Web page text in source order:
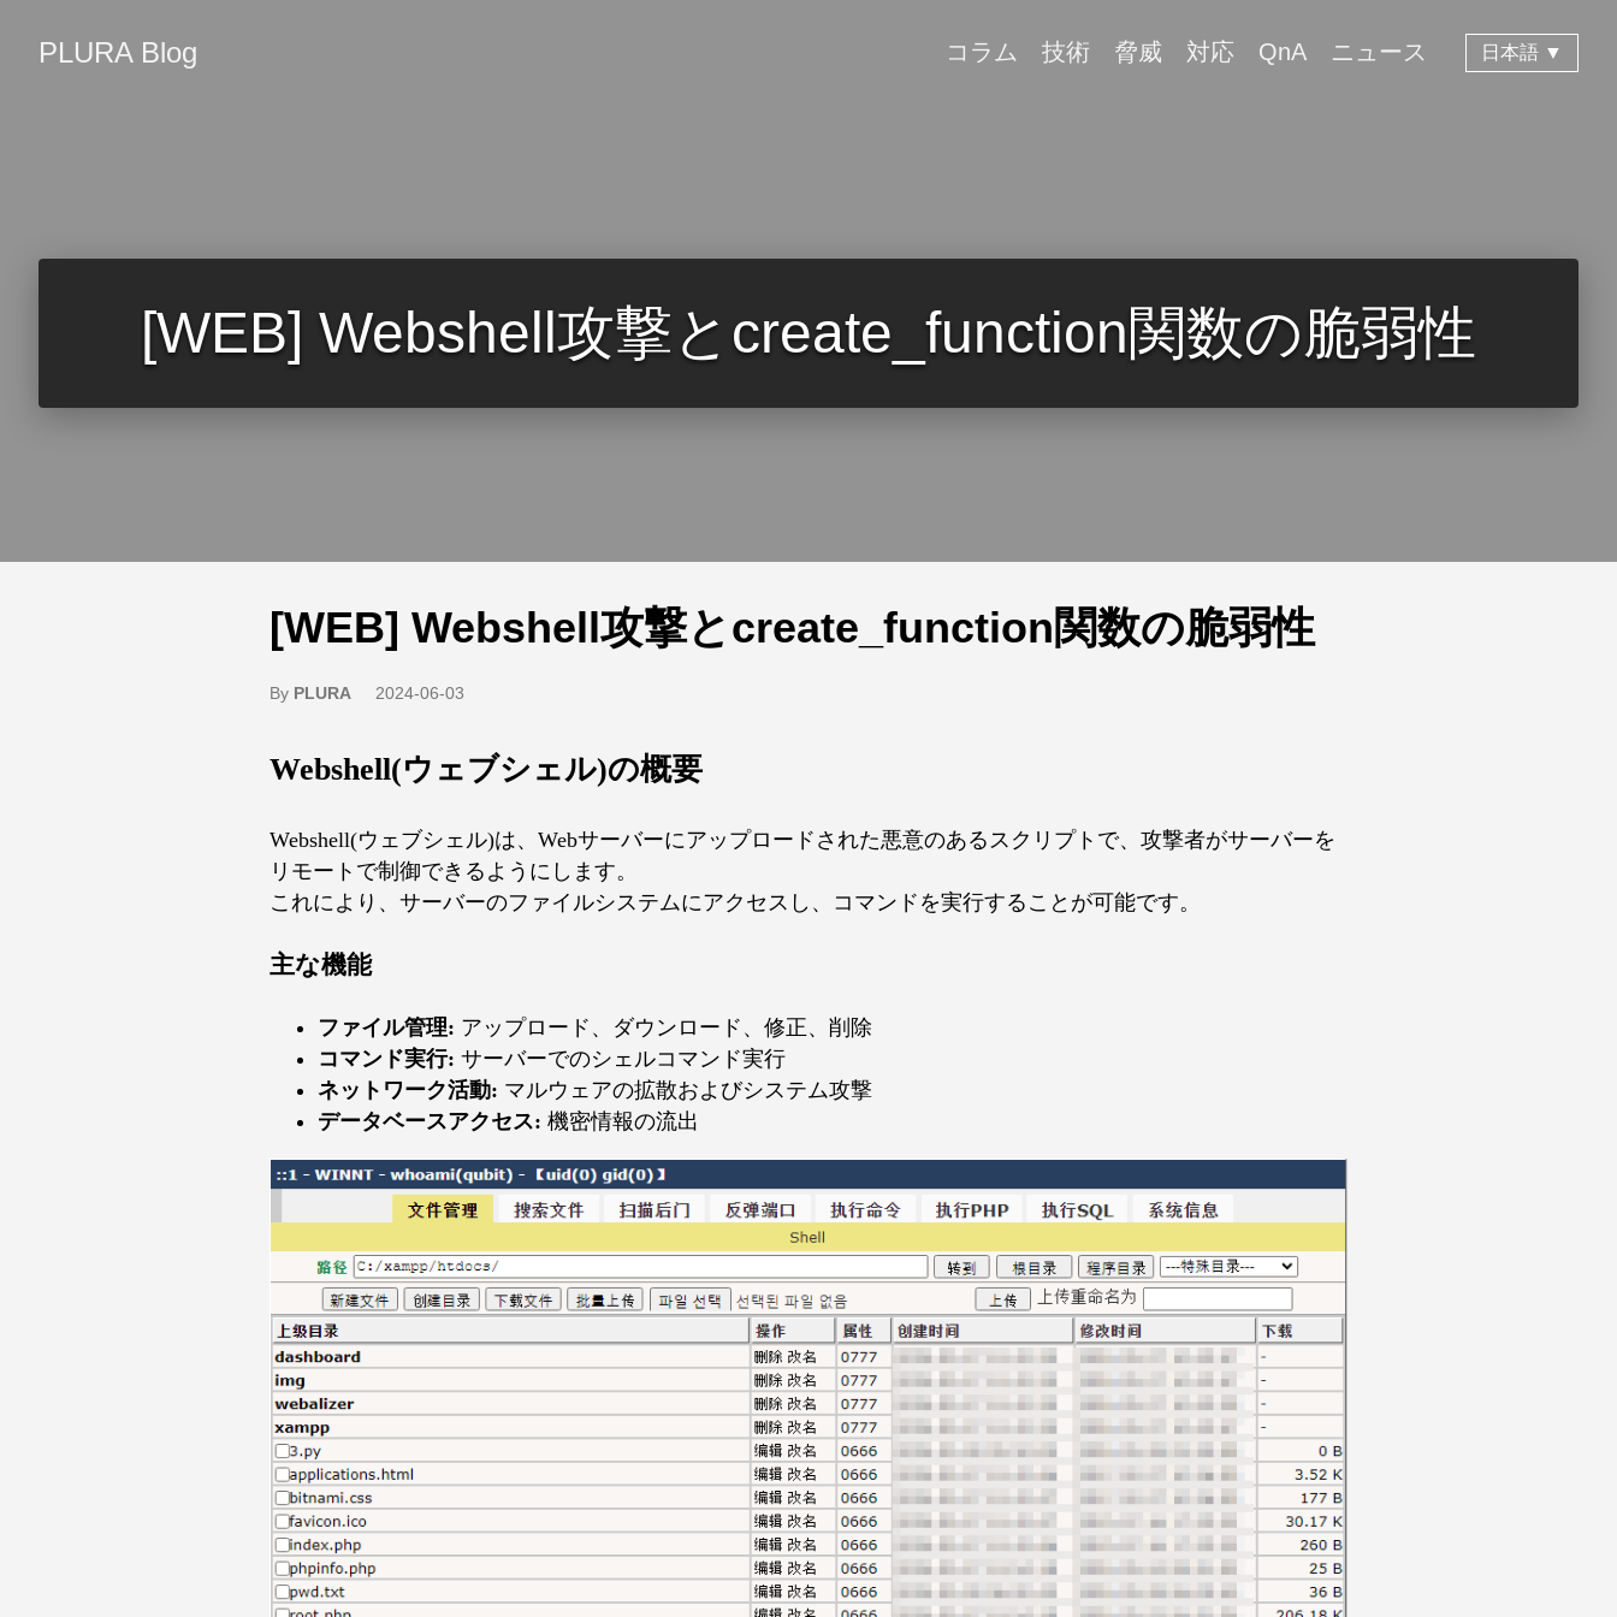
PLURA Blog コラム 技術 脅威 対応 QnA ニュース 日本語 ▼
[WEB] Webshell攻撃とcreate_function関数の脆弱性
[WEB] Webshell攻撃とcreate_function関数の脆弱性
By PLURA 2024-06-03
Webshell(ウェブシェル)の概要
Webshell(ウェブシェル)は、Webサーバーにアップロードされた悪意のあるスクリプトで、攻撃者がサーバーを
リモートで制御できるようにします。
これにより、サーバーのファイルシステムにアクセスし、コマンドを実行することが可能です。
主な機能
ファイル管理: アップロード、ダウンロード、修正、削除
コマンド実行: サーバーでのシェルコマンド実行
ネットワーク活動: マルウェアの拡散およびシステム攻撃
データベースアクセス: 機密情報の流出